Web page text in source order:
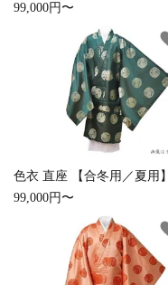
99,000円〜
色衣 直座 【合冬用／夏用】
99,000円〜
キーワード
カテゴリー